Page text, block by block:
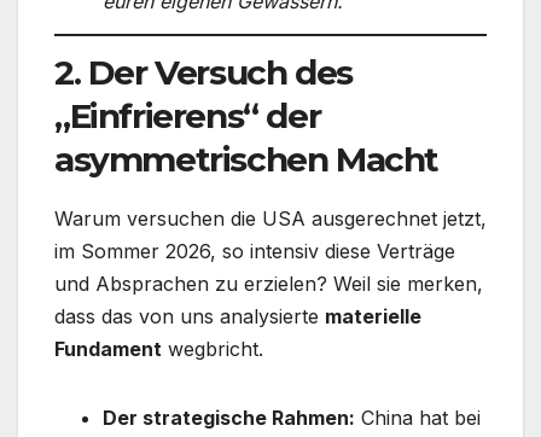
2. Der Versuch des
„Einfrierens“ der
asymmetrischen Macht
Warum versuchen die USA ausgerechnet jetzt,
im Sommer 2026, so intensiv diese Verträge
und Absprachen zu erzielen? Weil sie merken,
dass das von uns analysierte materielle
Fundament wegbricht.
Der strategische Rahmen: China hat bei